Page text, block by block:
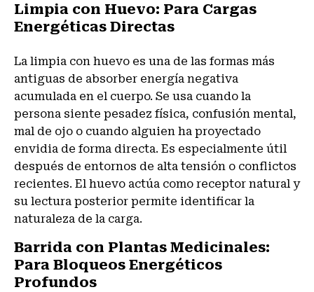
Limpia con Huevo: Para Cargas
Energéticas Directas
La limpia con huevo es una de las formas más
antiguas de absorber energía negativa
acumulada en el cuerpo. Se usa cuando la
persona siente pesadez física, confusión mental,
mal de ojo o cuando alguien ha proyectado
envidia de forma directa. Es especialmente útil
después de entornos de alta tensión o conflictos
recientes. El huevo actúa como receptor natural y
su lectura posterior permite identificar la
naturaleza de la carga.
Barrida con Plantas Medicinales:
Para Bloqueos Energéticos
Profundos